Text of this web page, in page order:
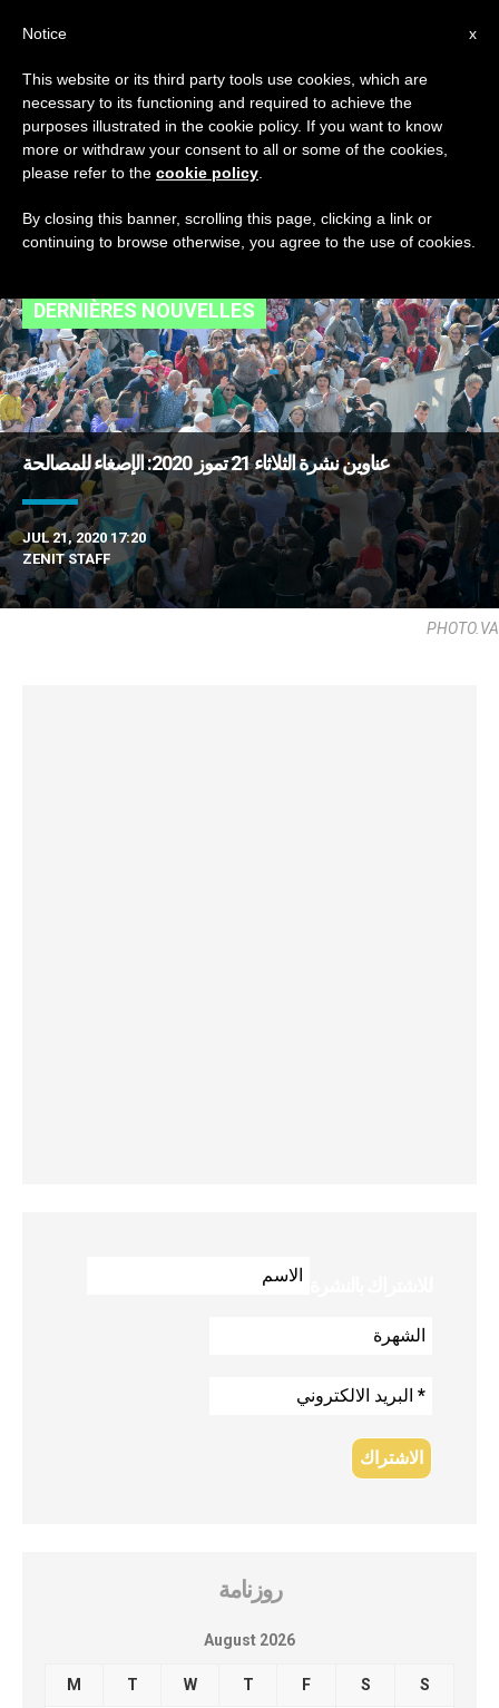
TAG
Posts Tagged ‘حريق
كنيسة’
DERNIÈRES NOUVELLES
عناوين نشرة الثلاثاء 21 تموز 2020: الإصغاء للمصالحة
JUL 21, 2020 17:20
ZENIT STAFF
PHOTO.VA
روزنامة
August 2026
M T W T F S S
x
Notice
This website or its third party tools use cookies, which are
necessary to its functioning and required to achieve the
purposes illustrated in the cookie policy. If you want to know
more or withdraw your consent to all or some of the cookies,
please refer to the cookie policy
By closing this banner, scrolling this page, clicking a link or
continuing to browse otherwise, you agree to the use of cookies.